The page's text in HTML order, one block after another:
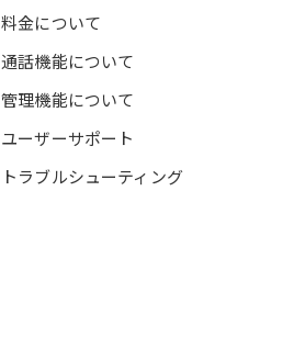
料金について
通話機能について
管理機能について
ユーザーサポート
トラブルシューティング